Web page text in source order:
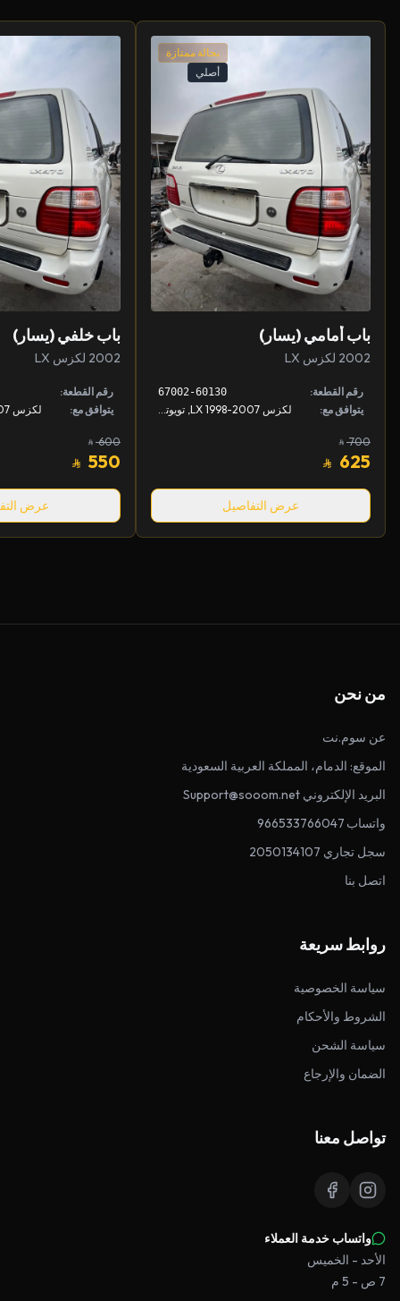
بحالة ممتازة
أصلي
باب أمامي (يسار)
2002 لكزس LX
رقم القطعة: 67002-60130
يتوافق مع:
700
625
عرض التفاصيل
باب خلفي (يسار)
2002 لكزس LX
رقم القطعة:
يتوافق مع:
600
550
عرض
من نحن
عن سوم.نت
الموقع: الدمام، المملكة العربية السعودية
البريد الإلكتروني Support@sooom.net
واتساب 966533766047
سجل تجاري 2050134107
اتصل بنا
روابط سريعة
سياسة الخصوصية
الشروط والأحكام
سياسة الشحن
الضمان والإرجاع
تواصل معنا
واتساب خدمة العملاء
الأحد - الخميس
7 ص - 5 م